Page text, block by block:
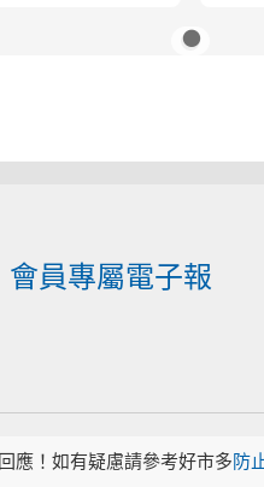
會員專屬電子報
應！如有疑慮請參考好市多防